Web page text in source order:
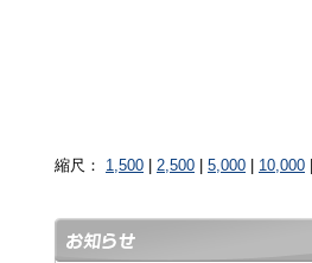
縮尺： 1,500 2,500 5,000 10,000